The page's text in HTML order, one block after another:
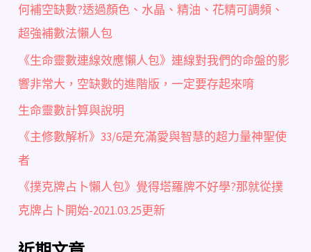
何補空缺數?透過顏色、水晶、精油、花精可調頻、
超強補數法懶人包
《生命靈數連線效應懶人包》連線對我們的命盤的影
響非常大，空缺數的進階版，一定要存起來唷
生命靈數計算與說明
《主修數解析》33/6是充滿愛與智慧的超力量神聖使
者
《撲克牌占卜懶人包》覺得塔羅牌不好學?那就從撲
克牌占卜開始-2021.03.25更新